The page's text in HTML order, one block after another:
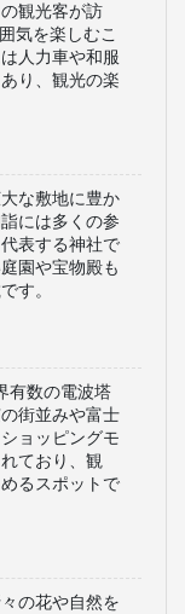
観光客が訪
気を楽しむこ
人力車や和服
り、観光の楽
な敷地に豊か
には多くの参
表する神社で
園や宝物殿も
す。
有数の電波塔
街並みや富士
ョッピングモ
ており、観
るスポットで
の花や自然を